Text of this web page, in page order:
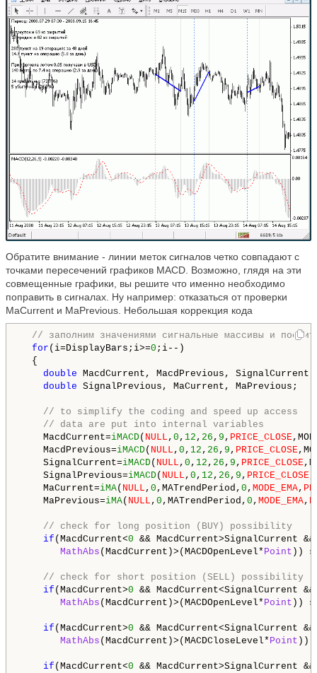
Обратите внимание - линии меток сигналов четко совпадают с
точками пересечений графиков MACD . Возможно, глядя на эти
совмещенные графики, вы решите что именно необходимо
поправить в сигналах. Ну например: отказаться от проверки
MaCurrent и MaPrevious. Небольшая коррекция кода
// заполним значениями сигнальные массивы и
for (i=DisplayBars;i>=0 ;i--)
{
double MacdCurrent, MacdPrevious, SignalCurrent;
double SignalPrevious, MaCurrent, MaPrevious;
// to simplify the coding and speed up access
// data are put into internal variables
MacdCurrent=iMACD( NULL , 0 , 12 , 26 , 9 , PRICE_CLOSE
MacdPrevious=iMACD( NULL , 0 , 12 , 26 , 9 , PRICE_CLOSE
SignalCurrent=iMACD( NULL , 0 , 12 , 26 , 9 , PRICE_CLOSE
SignalPrevious=iMACD( NULL , 0 , 12 , 26 , 9 , PRICE_CLOSE
MaCurrent=iMA( NULL , 0 ,MATrendPeriod, 0 , MODE_EMA,
MaPrevious=iMA( NULL , 0 ,MATrendPeriod, 0 , MODE_EMA,
// check for long position (BUY) possibility
if (MacdCurrent<0 && MacdCurrent>SignalCurrent
MathAbs (MacdCurrent)>(MACDOpenLevel* Point ))
// check for short position (SELL) possibility
if (MacdCurrent>0 && MacdCurrent<SignalCurrent
MathAbs (MacdCurrent)>(MACDOpenLevel* Point ))
if (MacdCurrent>0 && MacdCurrent<SignalCurrent
MathAbs (MacdCurrent)>(MACDCloseLevel* Point ))
if (MacdCurrent<0 && MacdCurrent>SignalCurrent